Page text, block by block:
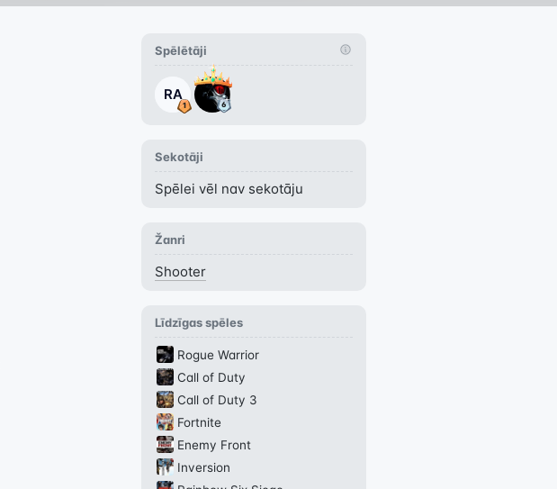
Spēlētāji
RA
Sekotāji
Spēlei vēl nav sekotāju
Žanri
Shooter
Līdzīgas spēles
Rogue Warrior
Call of Duty
Call of Duty 3
Fortnite
Enemy Front
Inversion